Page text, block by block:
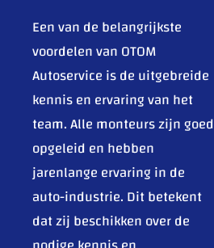
Een van de belangrijkste
voordelen van OTOM
Autoservice is de uitgebreide
kennis en ervaring van het
team. Alle monteurs zijn goed
opgeleid en hebben
jarenlange ervaring in de
auto-industrie. Dit betekent
dat zij beschikken over de